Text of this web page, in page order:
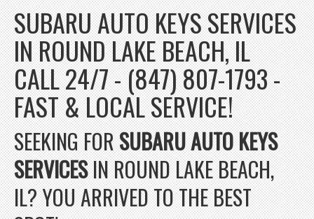
SUBARU AUTO KEYS SERVICES
IN ROUND LAKE BEACH, IL
CALL 24/7 - (847) 807-1793 -
FAST & LOCAL SERVICE!
SEEKING FORSUBARU AUTO KEYS
SERVICESIN ROUND LAKE BEACH,
IL? YOU ARRIVED TO THE BEST